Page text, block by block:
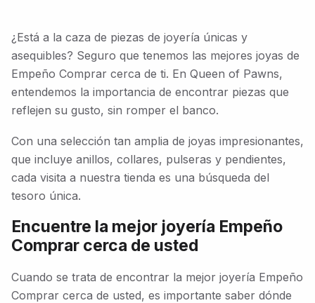
¿Está a la caza de piezas de joyería únicas y
asequibles? Seguro que tenemos las mejores joyas de
Empeño Comprar cerca de ti. En Queen of Pawns,
entendemos la importancia de encontrar piezas que
reflejen su gusto, sin romper el banco.
Con una selección tan amplia de joyas impresionantes,
que incluye anillos, collares, pulseras y pendientes,
cada visita a nuestra tienda es una búsqueda del
tesoro única.
Encuentre la mejor joyería Empeño
Comprar cerca de usted
Cuando se trata de encontrar la mejor joyería Empeño
Comprar cerca de usted, es importante saber dónde